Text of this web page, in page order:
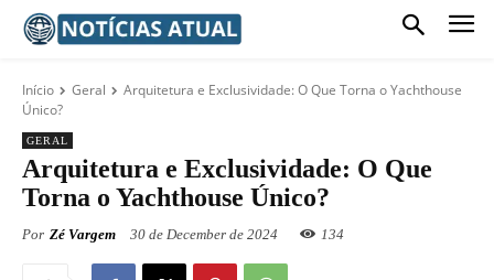
Início Geral
Arquitetura e Exclusividade: O Que Torna o Yachthouse
Único?
GERAL
Arquitetura e Exclusividade: O Que
Torna o Yachthouse Único?
Por Zé Vargem 30 de December de 2024 134